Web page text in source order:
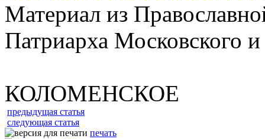
Материал из
Патриарха Московского
КОЛОМЕНСКОЕ
предыдущая статья
следующая статья
печать